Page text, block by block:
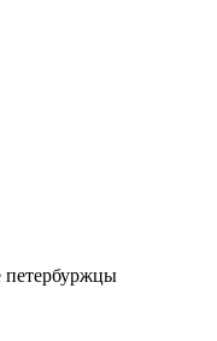
петербуржцы